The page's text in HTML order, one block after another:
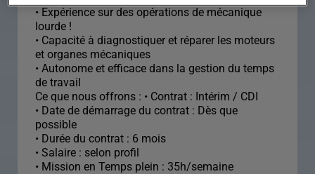
• Expérience sur des opérations de mécanique
lourde !
• Capacité à diagnostiquer et réparer les moteurs
et organes mécaniques
• Autonome et efficace dans la gestion du temps
de travail
Ce que nous offrons : • Contrat : Intérim / CDI
• Date de démarrage du contrat : Dès que
possible
• Durée du contrat : 6 mois
• Salaire : selon profil
• Mission en Temps plein : 35h/semaine